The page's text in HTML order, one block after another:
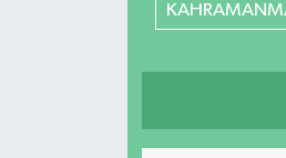
Haber Arşivi